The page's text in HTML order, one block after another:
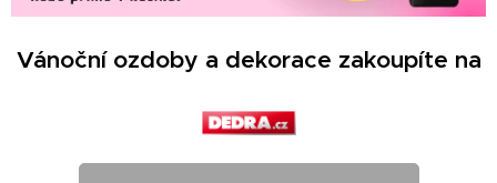
Vánoční ozdoby a dekorace zakoupíte na